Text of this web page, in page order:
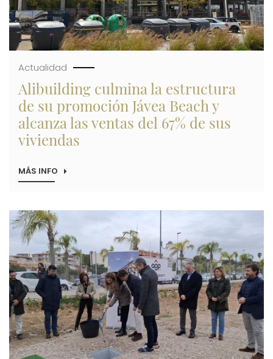
Actualidad
Alibuilding culmina la estructura
de su promoción Jávea Beach y
alcanza las ventas del 67% de sus
viviendas
MÁS INFO SOBRE
ESTRUCTURA
DE
SU
PROMOCIÓN
JÁVEA
BEACH
Y
ALCANZA
LAS
VENTAS
DEL
67%
DE
SUS
VIVIENDAS
Imagen